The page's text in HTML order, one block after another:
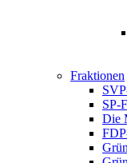
Fraktionen
SP-
Die